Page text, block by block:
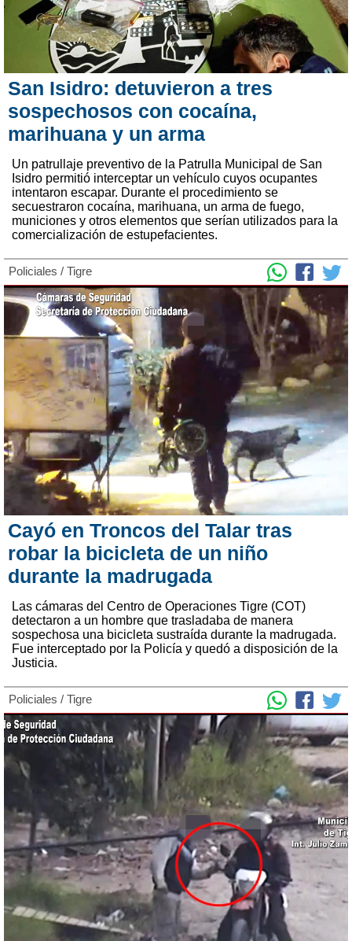
San Isidro: detuvieron a tres
sospechosos con cocaína,
marihuana y un arma
Un patrullaje preventivo de la Patrulla Municipal de San
Isidro permitió interceptar un vehículo cuyos ocupantes
intentaron escapar. Durante el procedimiento se
secuestraron cocaína, marihuana, un arma de fuego,
municiones y otros elementos que serían utilizados para la
comercialización de estupefacientes.
Policiales / Tigre
Cayó en Troncos del Talar tras
robar la bicicleta de un niño
durante la madrugada
Las cámaras del Centro de Operaciones Tigre (COT)
detectaron a un hombre que trasladaba de manera
sospechosa una bicicleta sustraída durante la madrugada.
Fue interceptado por la Policía y quedó a disposición de la
Justicia.
Policiales / Tigre